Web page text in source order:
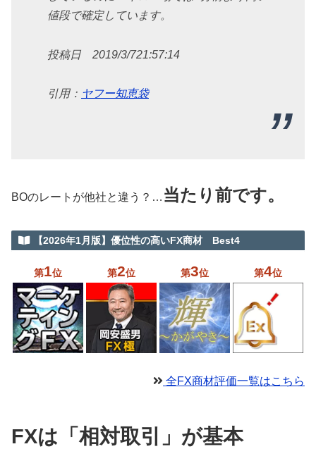
値段で確定しています。
投稿日 2019/3/721:57:14
引用： ヤフー知恵袋
BOのレートが他社と違う？… 当たり前です。
【2026年1月版】優位性の高いFX商材 Best4
第1位 第2位 第3位 第4位
全FX商材評価一覧はこちら
FXは「相対取引」が基本